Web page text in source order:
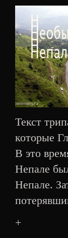
Текст
которые
В это
Непале
Непале.
+